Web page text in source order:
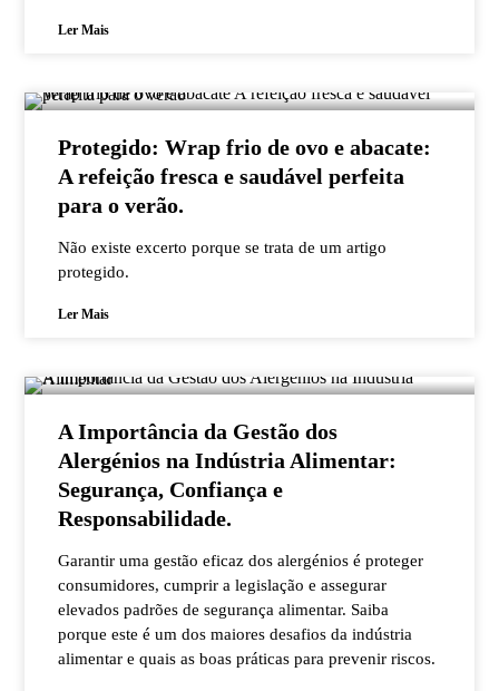
Ler Mais
Protegido: Wrap frio de ovo e abacate:
A refeição fresca e saudável perfeita
para o verão.
Não existe excerto porque se trata de um artigo
protegido.
Ler Mais
A Importância da Gestão dos
Alergénios na Indústria Alimentar:
Segurança, Confiança e
Responsabilidade.
Garantir uma gestão eficaz dos alergénios é proteger
consumidores, cumprir a legislação e assegurar
elevados padrões de segurança alimentar. Saiba
porque este é um dos maiores desafios da indústria
alimentar e quais as boas práticas para prevenir riscos.